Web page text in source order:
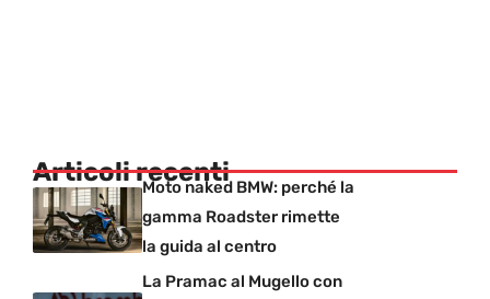
Articoli recentiMoto naked BMW: perché la
gamma Roadster rimette
la guida al centro
La Pramac al Mugello con